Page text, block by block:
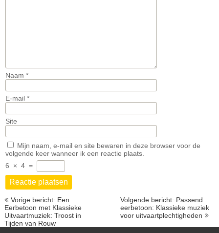
Naam *
E-mail *
Site
Mijn naam, e-mail en site bewaren in deze browser voor de
volgende keer wanneer ik een reactie plaats.
6
× 4 =
Berichtnavigatie
Vorige bericht: Een
Eerbetoon met Klassieke
Uitvaartmuziek: Troost in
Tijden van Rouw
Volgende bericht: Passend
eerbetoon: Klassieke muziek
voor uitvaartplechtigheden